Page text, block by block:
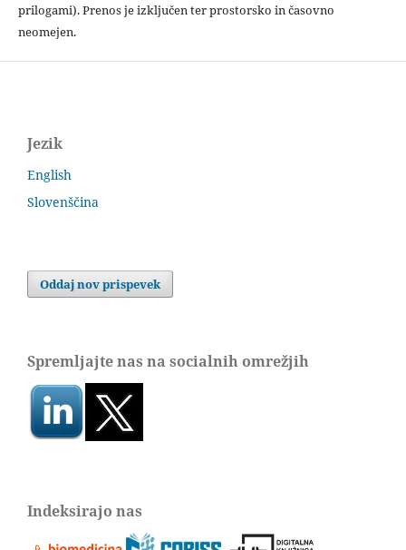
prilogami). Prenos je izključen ter prostorsko in časovno
neomejen.
Jezik
English
Slovenščina
Oddaj nov prispevek
Spremljajte nas na socialnih omrežjih
Indeksirajo nas